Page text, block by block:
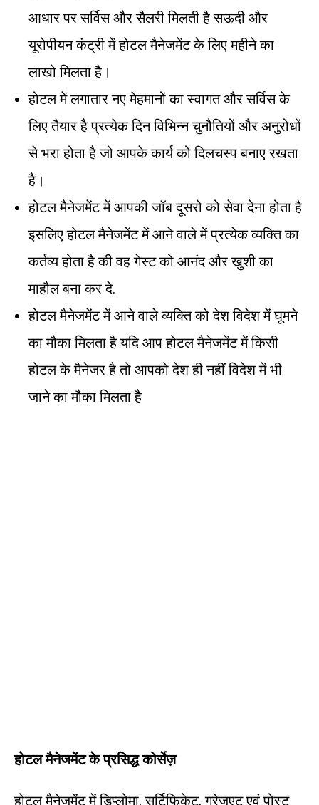
आधार पर सर्विस और सैलरी मिलती है सऊदी और
यूरोपीयन कंट्री में होटल मैनेजमेंट के लिए महीने का
लाखो मिलता है।
होटल में लगातार नए मेहमानों का स्वागत और सर्विस के
लिए तैयार है प्रत्येक दिन विभिन्न चुनौतियों और अनुरोधों
से भरा होता है जो आपके कार्य को दिलचस्प बनाए रखता
है।
होटल मैनेजमेंट में आपकी जॉब दूसरो को सेवा देना होता है
इसलिए होटल मैनेजमेंट में आने वाले में प्रत्येक व्यक्ति का
कर्तव्य होता है की वह गेस्ट को आनंद और खुशी का
माहौल बना कर दे.
होटल मैनेजमेंट में आने वाले व्यक्ति को देश विदेश में घूमने
का मौका मिलता है यदि आप होटल मैनेजमेंट में किसी
होटल के मैनेजर है तो आपको देश ही नहीं विदेश में भी
जाने का मौका मिलता है
होटलमैनेजमेंटकेप्रसिद्धकोर्सेज़
होटल मैनेजमेंट में डिप्लोमा, सर्टिफिकेट, ग्रेजुएट एवं पोस्ट